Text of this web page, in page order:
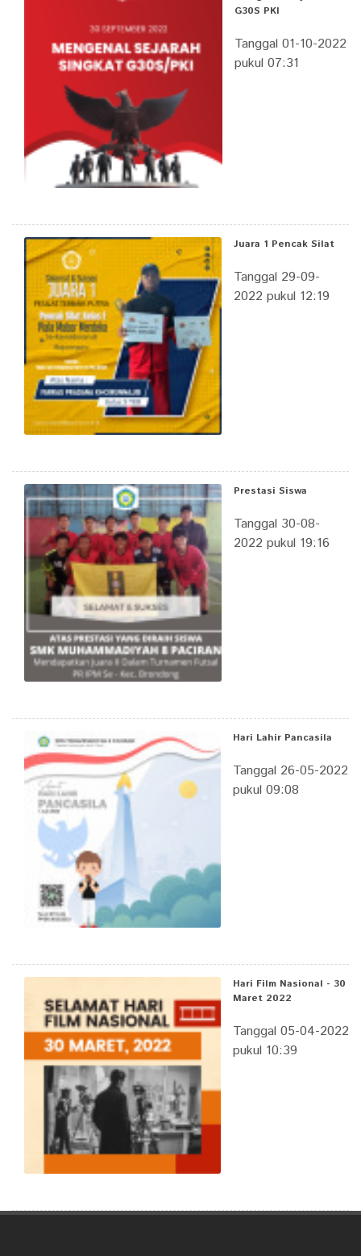
G30S PKI
Tanggal 01-10-2022
pukul 07:31
Juara 1 Pencak Silat
Tanggal 29-09-
2022 pukul 12:19
Prestasi Siswa
Tanggal 30-08-
2022 pukul 19:16
Hari Lahir Pancasila
Tanggal 26-05-2022
pukul 09:08
Hari Film Nasional - 30
Maret 2022
Tanggal 05-04-2022
pukul 10:39